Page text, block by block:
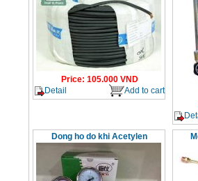
Price: 105.000VND
Detail
Add to cart
Dong ho do khi Acetylen